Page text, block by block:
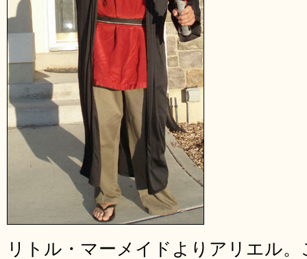
リトル・マーメイドよりアリエル